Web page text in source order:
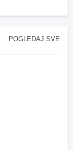
POGLEDAJ SVE